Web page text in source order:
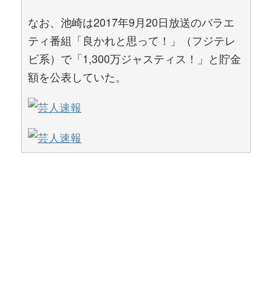
なお、池崎は2017年9月20日放送のバラエ
ティ番組「良かれと思って！」（フジテレ
ビ系）で「1,300万ジャスティス！」と貯金
額を公表していた。